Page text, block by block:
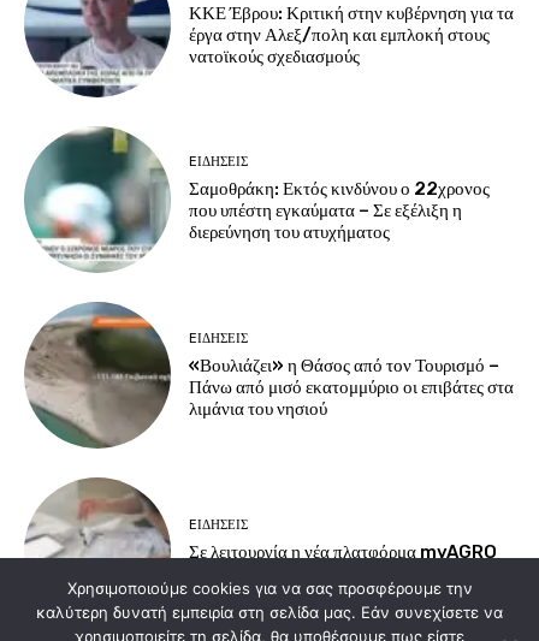
ΚΚΕ Έβρου: Κριτική στην κυβέρνηση για τα
έργα στην Αλεξ/πολη και εμπλοκή στους
νατοϊκούς σχεδιασμούς
EΙΔΗΣΕΙΣ
Σαμοθράκη: Εκτός κινδύνου ο 22χρονος
που υπέστη εγκαύματα – Σε εξέλιξη η
διερεύνηση του ατυχήματος
EΙΔΗΣΕΙΣ
«Βουλιάζει» η Θάσος από τον Τουρισμό –
Πάνω από μισό εκατομμύριο οι επιβάτες στα
λιμάνια του νησιού
EΙΔΗΣΕΙΣ
Σε λειτουργία η νέα πλατφόρμα myAGRO
Χρησιμοποιούμε cookies για να σας προσφέρουμε την
καλύτερη δυνατή εμπειρία στη σελίδα μας. Εάν συνεχίσετε να
χρησιμοποιείτε τη σελίδα, θα υποθέσουμε πως είστε